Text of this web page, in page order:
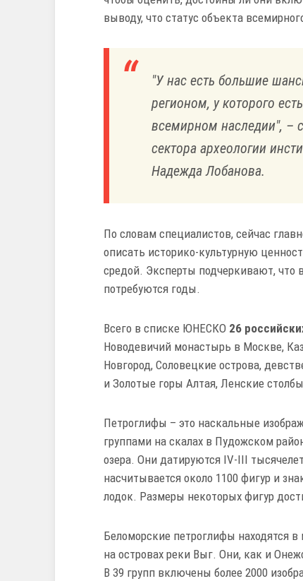
выводу, что статус объекта
"У нас есть большие
регионом, у которого
всемирном наследии", –
сектора археологии
Надежда Лобанова.
По словам специалистов, сейчас
описать историко-культурную
средой. Эксперты подчеркивают, что
потребуются годы.
Всего в списке ЮНЕСКО 26
Новодевичий монастырь в Москве,
Новгород, Соловецкие острова,
и Золотые горы Алтая, Ленские
Петроглифы – это наскальные
группами на скалах в Пудожском
озера. Они датируются IV-III
насчитывается около 1100 фигур и
лодок. Размеры некоторых фигур
Беломорские петроглифы находятся
на островах реки Выг. Они, как и
В 39 групп включены более 2000